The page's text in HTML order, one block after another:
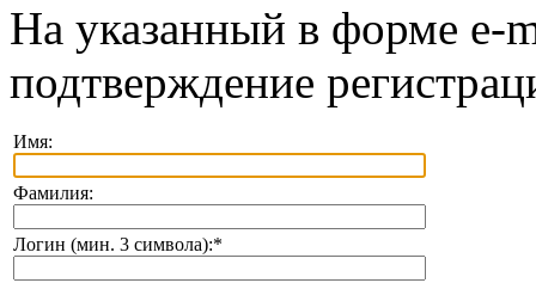
На указанный в форме e-
подтверждение
Имя:
Фамилия:
Логин (мин. 3 символа):*